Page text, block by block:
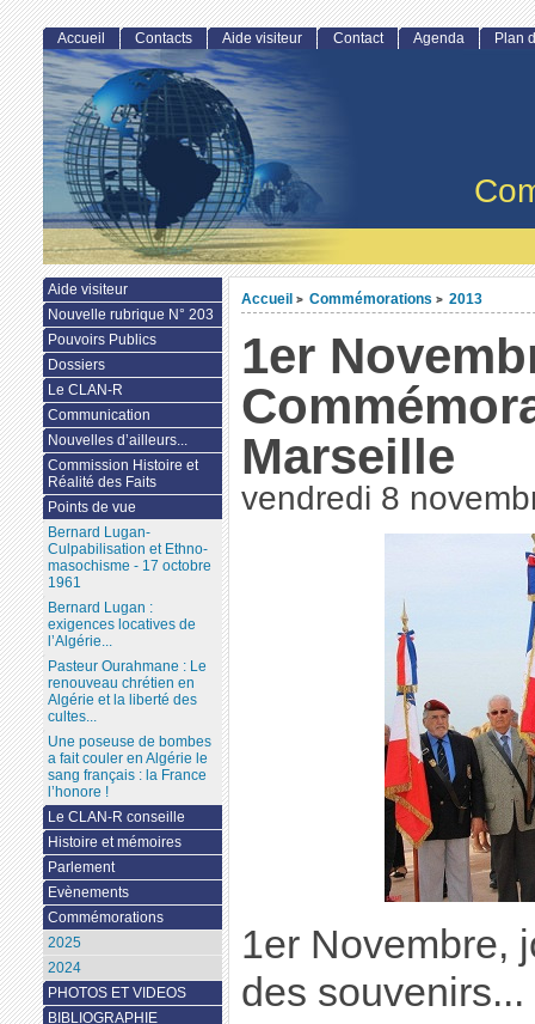
Accueil > Commémorations > 2013
1er
Marseille
vendredi 8
1er Novembre,
des souvenirs...
Accueil Contacts Aide visiteur Contact Agenda Plan
Aide visiteur
Nouvelle rubrique N° 203
Pouvoirs Publics
Dossiers
Le CLAN-R
Communication
Nouvelles d’ailleurs...
Commission Histoire et
Réalité des Faits
Points de vue
Bernard Lugan-
Culpabilisation et Ethno-
masochisme - 17 octobre
1961
Bernard Lugan :
exigences locatives de
l’Algérie...
Pasteur Ourahmane : Le
renouveau chrétien en
Algérie et la liberté des
cultes...
Une poseuse de bombes
a fait couler en Algérie le
sang français : la France
l’honore !
Le CLAN-R conseille
Histoire et mémoires
Parlement
Evènements
Commémorations
2025
2024
PHOTOS ET VIDEOS
BIBLIOGRAPHIE